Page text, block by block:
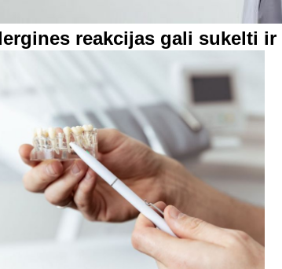
reakcijas gali sukelti ir